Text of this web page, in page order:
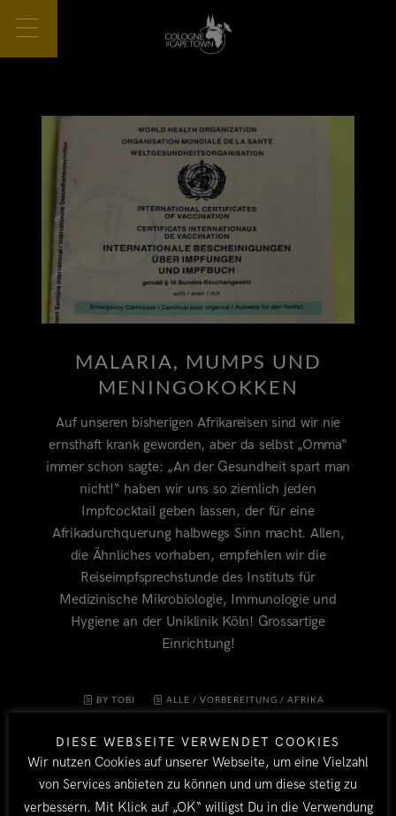
MALARIA, MUMPS UND
MENINGOKOKKEN
Auf unseren bisherigen Afrikareisen sind wir nie
ernsthaft krank geworden, aber da selbst „Omma“
immer schon sagte: „An der Gesundheit spart man
nicht!“ haben wir uns so ziemlich jeden
Impfcocktail geben lassen, der für eine
Afrikadurchquerung halbwegs Sinn macht. Allen,
die Ähnliches vorhaben, empfehlen wir die
Reiseimpfsprechstunde des Instituts für
Medizinische Mikrobiologie, Immunologie und
Hygiene an der Uniklinik Köln! Grossartige
Einrichtung!
BY TOBI ALLE / VORBEREITUNG / AFRIKA
DIESE WEBSEITE VERWENDET COOKIES
Wir nutzen Cookies auf unserer Webseite, um eine Vielzahl
von Services anbieten zu können und um diese stetig zu
verbessern. Mit Klick auf „OK“ willigst Du in die Verwendung